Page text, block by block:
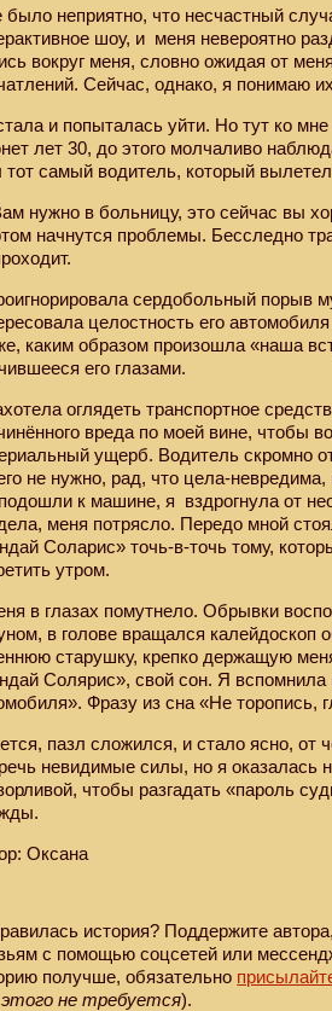
неприятно, что несчастный
шоу, и меня невероятно
вокруг меня, словно ожидая от
Сейчас, однако, я понимаю
и попыталась уйти. Но тут ко
лет 30, до этого молчаливо
самый водитель, который вылетел
нужно в больницу, это сейчас вы
начнутся проблемы. Бесследно
сердобольный порыв
целостность его
каким образом произошла «наша
его глазами.
оглядеть транспортное
вреда по моей вине, чтобы
ущерб. Водитель скромно
не нужно, рад, что цела-невредима,
к машине, я вздрогнула от
меня потрясло. Передо мной
Соларис» точь-в-точь тому,
утром.
в глазах помутнело. Обрывки
в голове вращался калейдоскоп
старушку, крепко держащую
Солярис», свой сон. Я вспомнила
Фразу из сна «Не торопись,
пазл сложился, и стало ясно, от
невидимые силы, но я оказалась
чтобы разгадать «пароль
Оксана
история? Поддержите
с помощью соцсетей или
получше, обязательно
этого не требуется).